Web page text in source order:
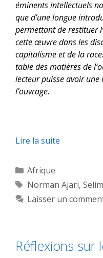
éminents intellectuels
que d’une longue
permettant de restituer
cette œuvre dans les
capitalisme et de la
table des matières de
lecteur puisse avoir
l’ouvrage.
Lire la suite
Catégories
Afrique
Étiquettes
Norman Ajari,
Laisser un
Réflexions sur